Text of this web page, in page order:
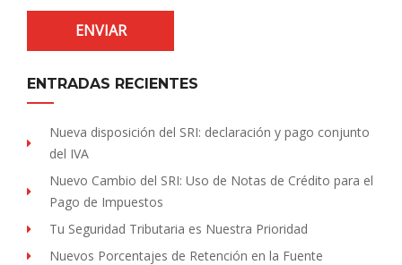
ENTRADAS RECIENTES
Nueva disposición del SRI: declaración y pago conjunto
del IVA
Nuevo Cambio del SRI: Uso de Notas de Crédito para el
Pago de Impuestos
Tu Seguridad Tributaria es Nuestra Prioridad
Nuevos Porcentajes de Retención en la Fuente